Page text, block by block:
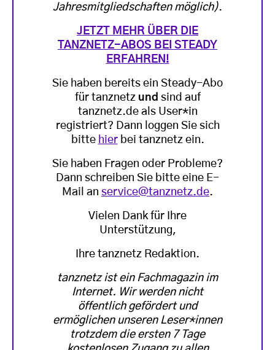
Jahresmitgliedschaften möglich).
JETZT MEHR ÜBER DIE
TANZNETZ-ABOS BEI STEADY
ERFAHREN!
Sie haben bereits ein Steady-Abo
für tanznetz und sind auf
tanznetz.de als User*in
registriert? Dann loggen Sie sich
bitte hierbei tanznetz ein.
Sie haben Fragen oder Probleme?
Dann schreiben Sie bitte eine E-
Mail an service@tanznetz.de.
Vielen Dank für Ihre
Unterstützung,
Ihre tanznetz Redaktion.
tanznetz ist ein Fachmagazin im
Internet. Wir werden nicht
öffentlich gefördert und
ermöglichen unseren Leser*innen
trotzdem die ersten 7 Tage